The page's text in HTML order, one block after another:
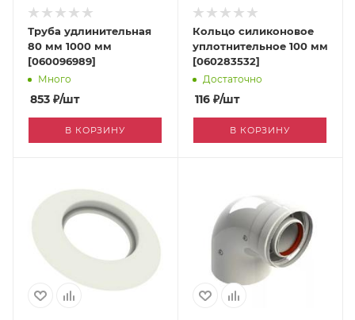
Труба удлинительная
80 мм 1000 мм
[060096989]
Много
853 ₽/шт
В КОРЗИНУ
Кольцо силиконовое
уплотнительное 100 мм
[060283532]
Достаточно
116 ₽/шт
В КОРЗИНУ